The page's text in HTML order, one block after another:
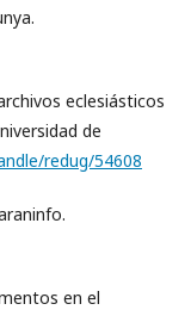
eclesiásticos
de
redug/54608
en el